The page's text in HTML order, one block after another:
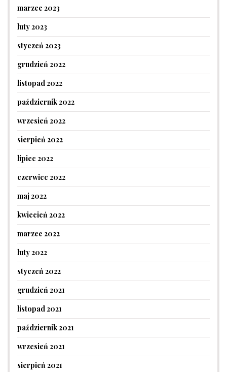
marzec 2023
luty 2023
styczeń 2023
grudzień 2022
listopad 2022
październik 2022
wrzesień 2022
sierpień 2022
lipiec 2022
czerwiec 2022
maj 2022
kwiecień 2022
marzec 2022
luty 2022
styczeń 2022
grudzień 2021
listopad 2021
październik 2021
wrzesień 2021
sierpień 2021